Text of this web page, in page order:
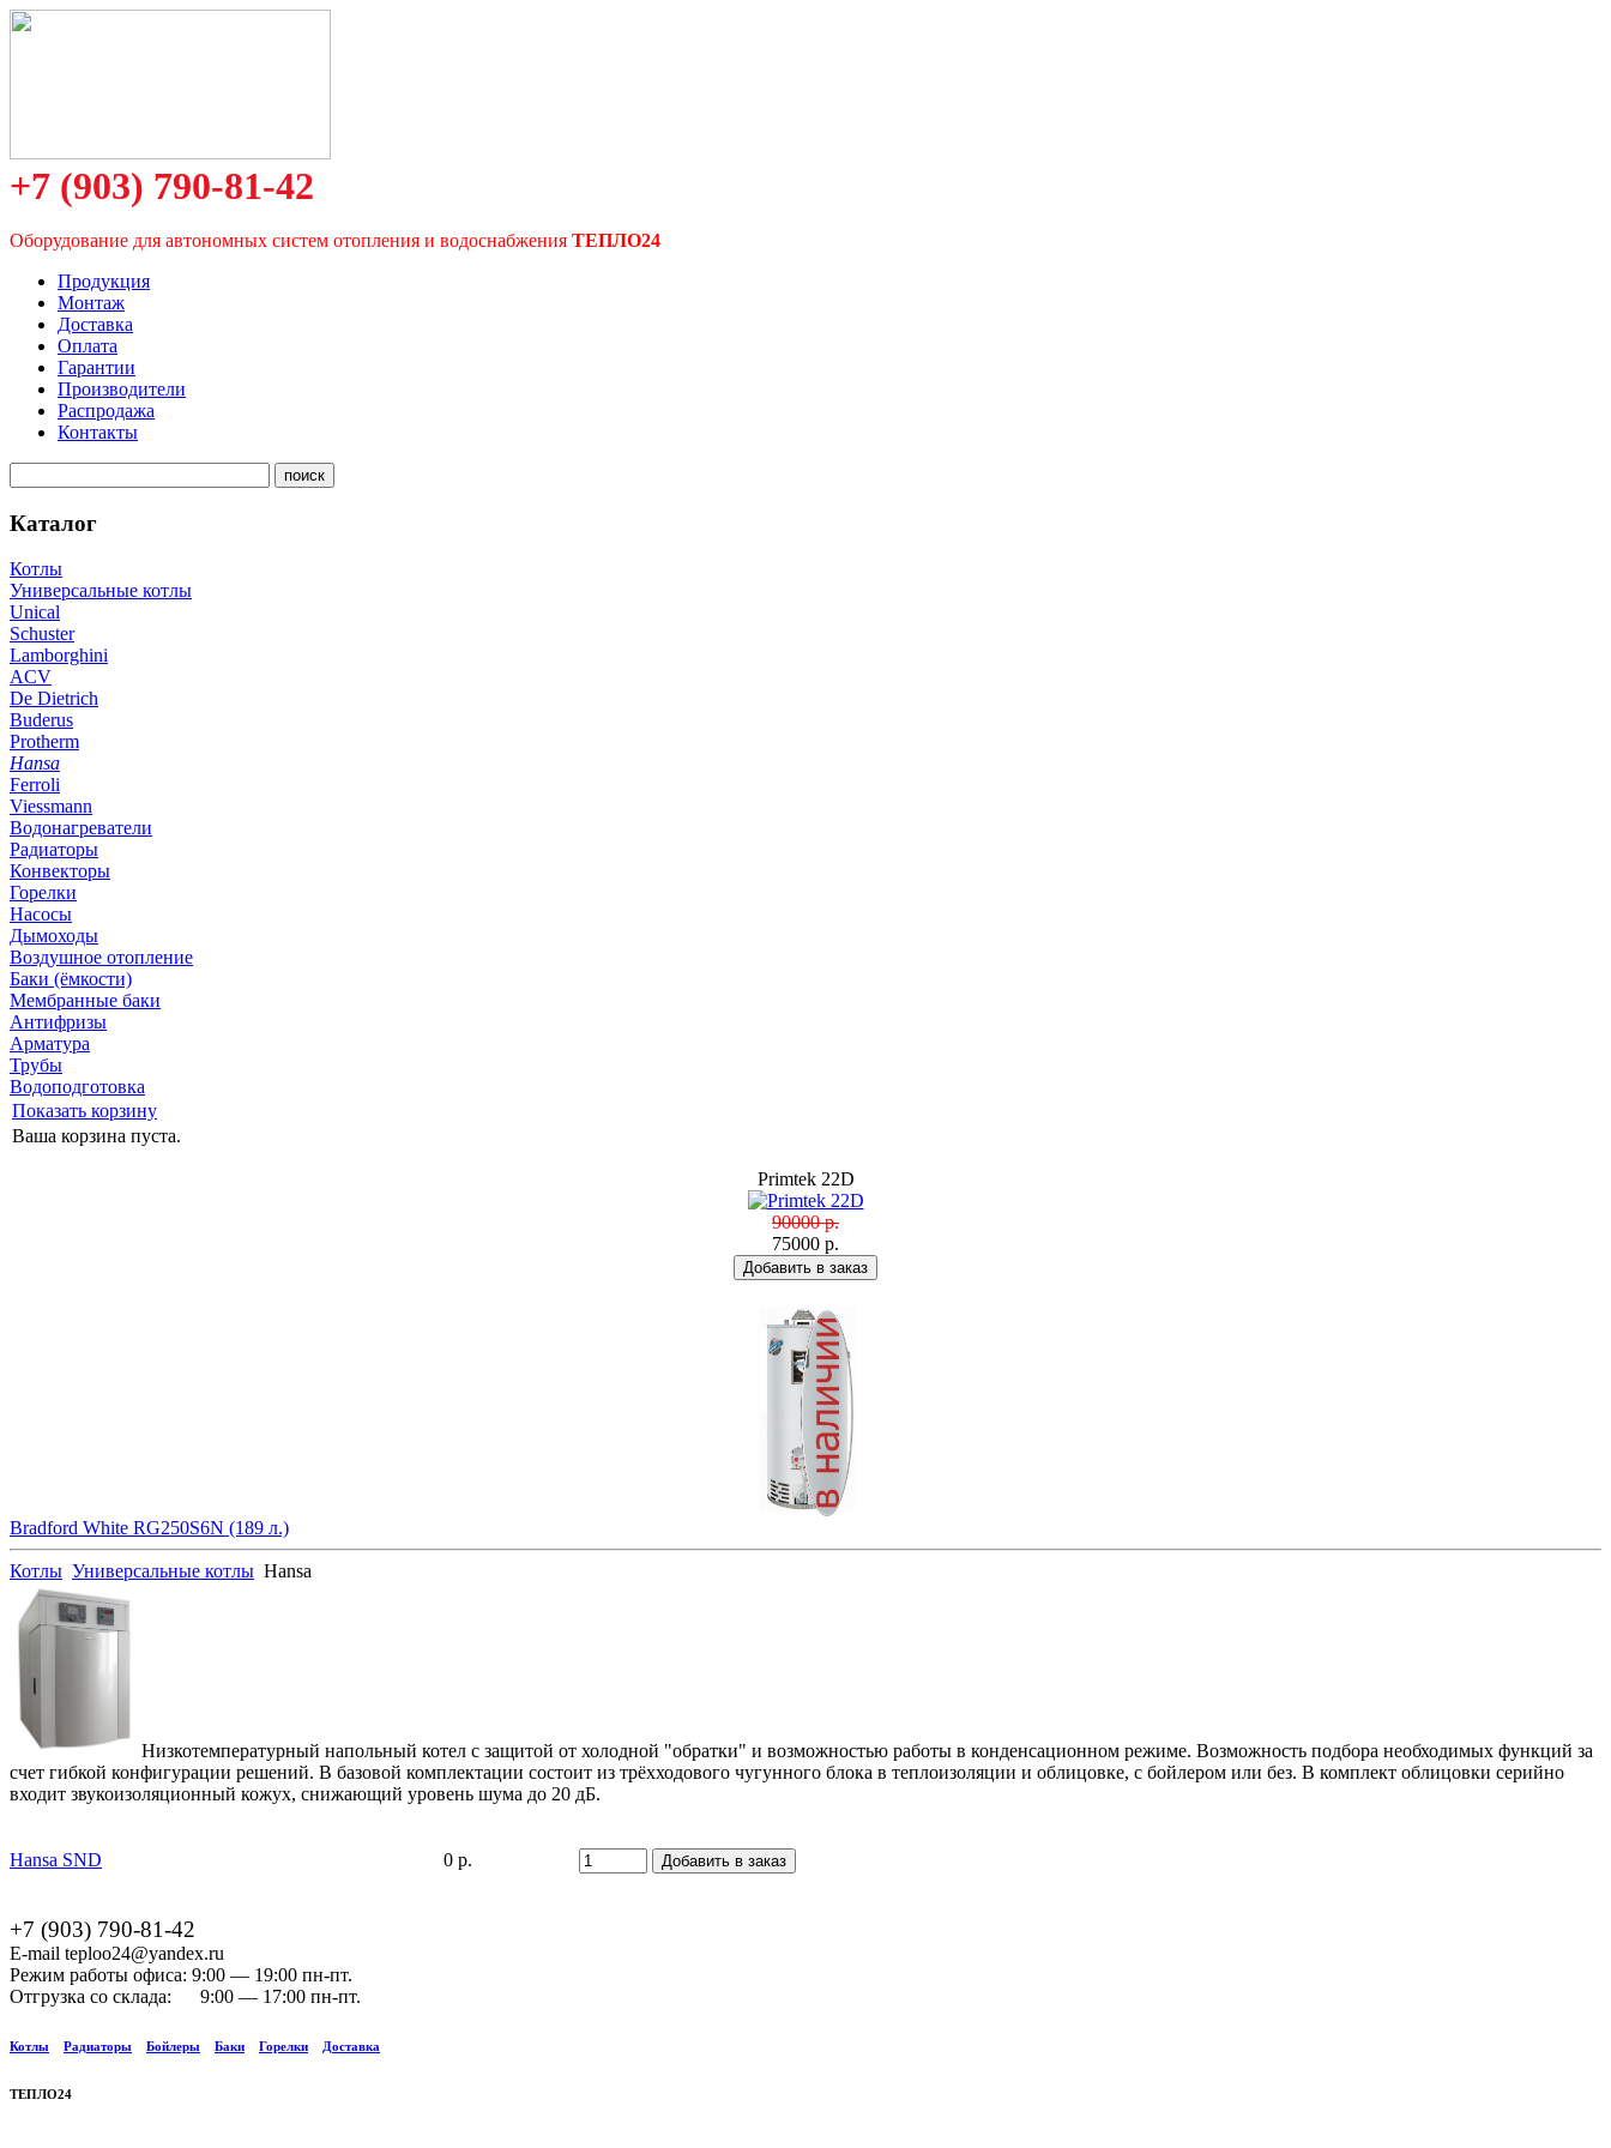
+7 (903) 790-81-42
Оборудование для автономных систем отопления и водоснабжения ТЕПЛО24
Продукция
Монтаж
Доставка
Оплата
Гарантии
Производители
Распродажа
Контакты
Каталог
Котлы
Универсальные котлы
Unical
Schuster
Lamborghini
ACV
De Dietrich
Buderus
Protherm
Hansa
Ferroli
Viessmann
Водонагреватели
Радиаторы
Конвекторы
Горелки
Насосы
Дымоходы
Воздушное отопление
Баки (ёмкости)
Мембранные баки
Антифризы
Арматура
Трубы
Водоподготовка
Показать корзину
Ваша корзина пуста.
Primtek 22D
90000 р.
75000 р.
Bradford White RG250S6N (189 л.)
Котлы Универсальные котлы Hansa
Низкотемпературный напольный котел с защитой от холодной "обратки" и возможностью работы в конденсационном режиме. Возможность подбора необходимых функций за
счет гибкой конфигурации решений. В базовой комплектации состоит из трёхходового чугунного блока в теплоизоляции и облицовке, с бойлером или без. В комплект облицовки серийно
входит звукоизоляционный кожух, снижающий уровень шума до 20 дБ.
Hansa SND 0 р.
+7 (903) 790-81-42
E-mail teploo24@yandex.ru
Режим работы офиса: 9:00 — 19:00 пн-пт.
Отгрузка со склада: 9:00 — 17:00 пн-пт.
Котлы Радиаторы Бойлеры Баки Горелки Доставка
ТЕПЛО24